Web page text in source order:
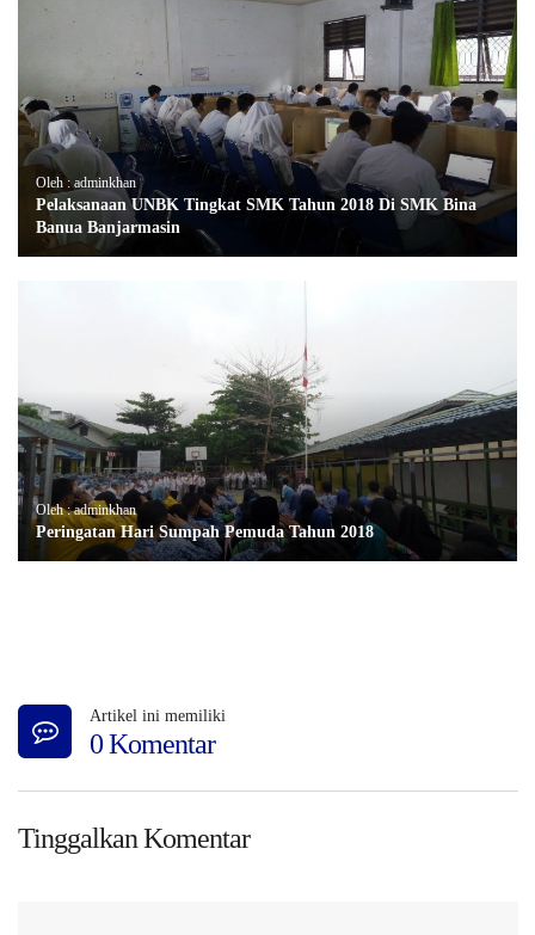
Oleh : adminkhan
Pelaksanaan UNBK Tingkat SMK Tahun 2018 Di SMK Bina
Banua Banjarmasin
Oleh : adminkhan
Peringatan Hari Sumpah Pemuda Tahun 2018
Artikel ini memiliki
0 Komentar
Tinggalkan Komentar